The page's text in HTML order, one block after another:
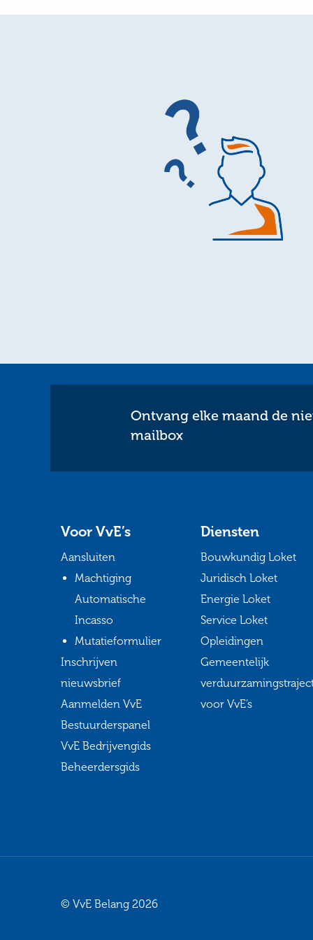
Ontvang elke maand de
mailbox
Voor VvE’s
Aansluiten
Machtiging
Automatische
Incasso
Mutatieformulier
Inschrijven
nieuwsbrief
Aanmelden VvE
Bestuurderspanel
VvE Bedrijvengids
Beheerdersgids
Diensten
Bouwkundig Loket
Juridisch Loket
Energie Loket
Service Loket
Opleidingen
Gemeentelijk
voor VvE’s
© VvE Belang 2026